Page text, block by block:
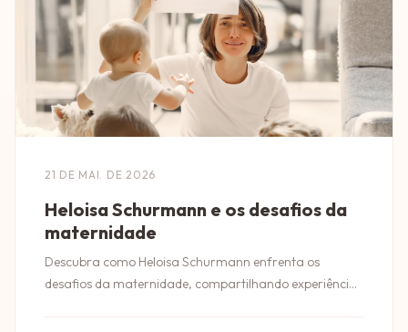
21 DE MAI. DE 2026
Heloisa Schurmann e os desafios da
maternidade
Descubra como Heloisa Schurmann enfrenta os
desafios da maternidade, compartilhando experiências